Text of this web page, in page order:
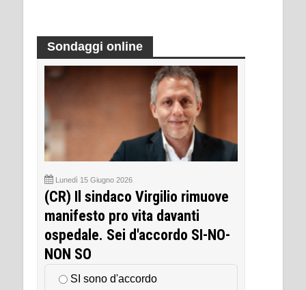
Sondaggi online
Lunedì 15 Giugno 2026
(CR) Il sindaco Virgilio rimuove
manifesto pro vita davanti
ospedale. Sei d'accordo SI-NO-
NON SO
SI sono d'accordo